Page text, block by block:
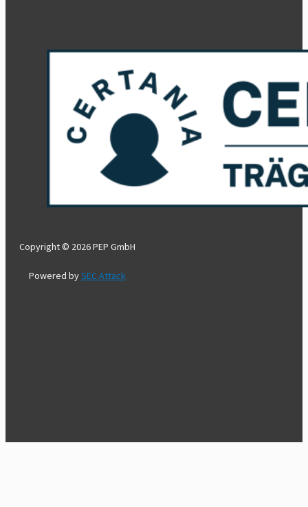
Copyright © 2026 PEP GmbH
Powered bySEC Attack